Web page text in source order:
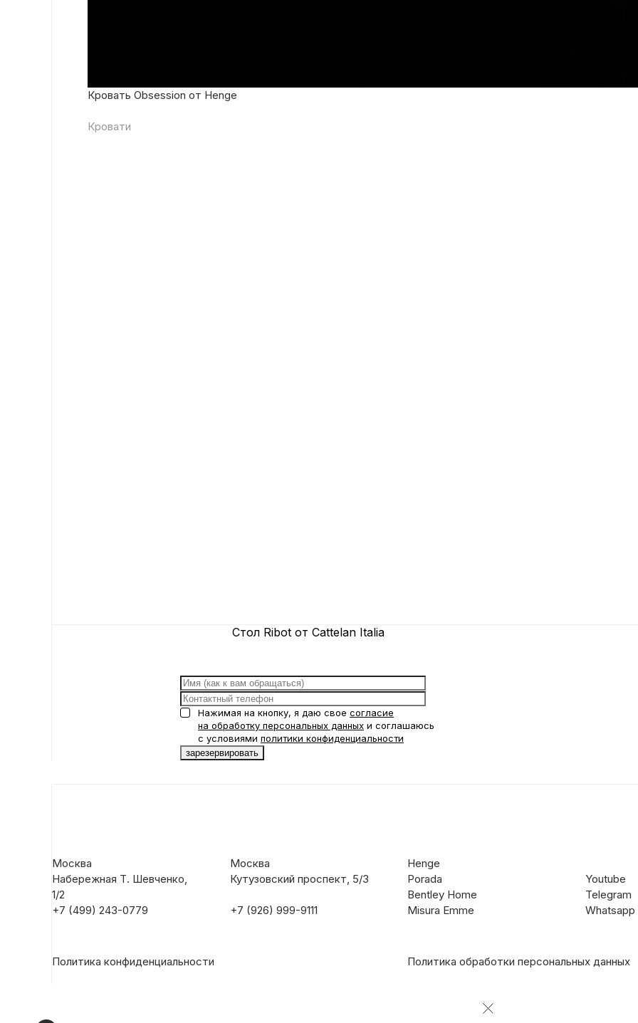
Кровать Obsession от Henge
Кровати
Стол Ribot от Cattelan Italia
Нажимая на кнопку, я даю свое согласие
на обработку персональных данных и соглашаюсь
с условиями политики конфиденциальности
Москва
Набережная Т. Шевченко,
1/2
+7 (499) 243-0779
Москва
Кутузовский проспект, 5/3
+7 (926) 999-9111
Henge
Porada
Bentley Home
Misura Emme
Youtube
Telegram
Whatsapp
Политика конфиденциальности Политика обработки персональных данных